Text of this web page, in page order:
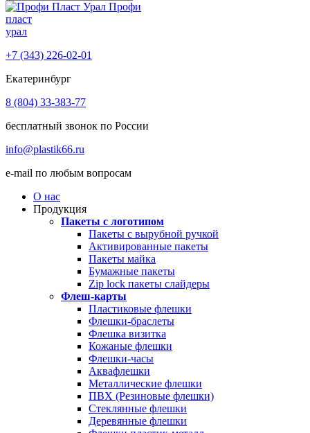
Профи
пласт
урал
+7 (343) 226-02-01
Екатеринбург
8 (804) 33-383-77
бесплатный звонок по России
info@plastik66.ru
e-mail по любым вопросам
О нас
Продукция
Пакеты с логотипом
Пакеты с вырубной ручкой
Активированные пакеты
Пакеты майка
Бумажные пакеты
Zip lock пакеты слайдеры
Флеш-карты
Пластиковые флешки
Флешки-браслеты
Флешка визитка
Кожаные флешки
Флешки-часы
Аквафлешки
Металлические флешки
ПВХ (Резиновые флешки)
Стеклянные флешки
Деревянные флешки